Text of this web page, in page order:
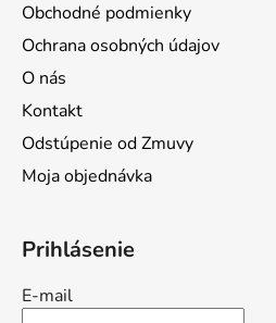
Obchodné podmienky
Ochrana osobných údajov
O nás
Kontakt
Odstúpenie od Zmuvy
Moja objednávka
Prihlásenie
E-mail